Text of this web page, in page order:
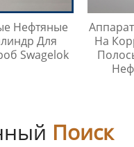
Нефтяные
Для
Swagelok
На
Поиск